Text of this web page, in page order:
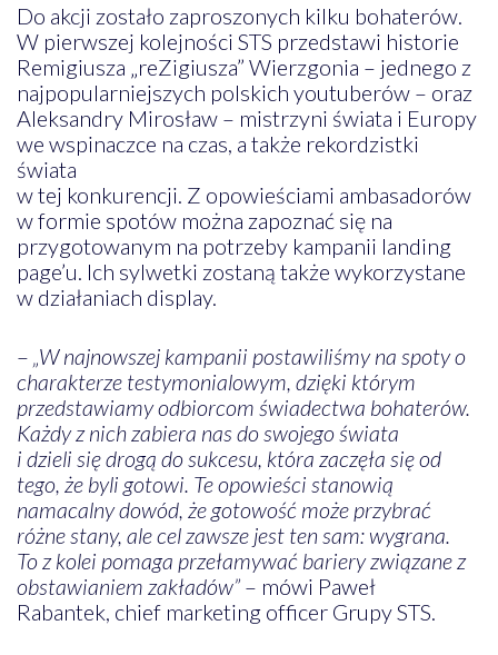
Do akcji zostało zaproszonych kilku bohaterów.
W pierwszej kolejności STS przedstawi historie
Remigiusza „reZigiusza” Wierzgonia – jednego z
najpopularniejszych polskich youtuberów – oraz
Aleksandry Mirosław – mistrzyni świata i Europy
we wspinaczce na czas, a także rekordzistki
świata
w tej konkurencji. Z opowieściami ambasadorów
w formie spotów można zapoznać się na
przygotowanym na potrzeby kampanii landing
page’u. Ich sylwetki zostaną także wykorzystane
w działaniach display.
– „W najnowszej kampanii postawiliśmy na spoty o
charakterze testymonialowym, dzięki którym
przedstawiamy odbiorcom świadectwa bohaterów.
Każdy z nich zabiera nas do swojego świata
i dzieli się drogą do sukcesu, która zaczęła się od
tego, że byli gotowi. Te opowieści stanowią
namacalny dowód, że gotowość może przybrać
różne stany, ale cel zawsze jest ten sam: wygrana.
To z kolei pomaga przełamywać bariery związane z
obstawianiem zakładów”– mówi Paweł
Rabantek, chief marketing officer Grupy STS.